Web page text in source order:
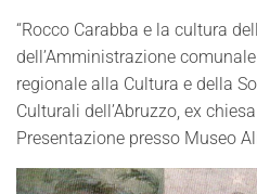
“Rocco Carabba e la cultura
dell’Amministrazione
regionale alla Cultura e della
Culturali dell’Abruzzo, ex
Presentazione presso Museo